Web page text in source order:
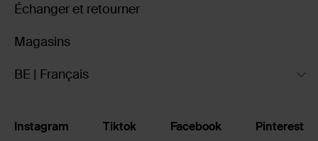
Échanger et retourner
Magasins
BE | Français
Instagram Tiktok Facebook Pinterest